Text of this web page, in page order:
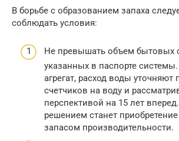
В борьбе с образованием запаха
соблюдать условия:
Не превышать объем бытовых
указанных в паспорте
агрегат, расход воды уточняют
счетчиков на воду и
перспективой на 15 лет
решением станет
запасом производительности.